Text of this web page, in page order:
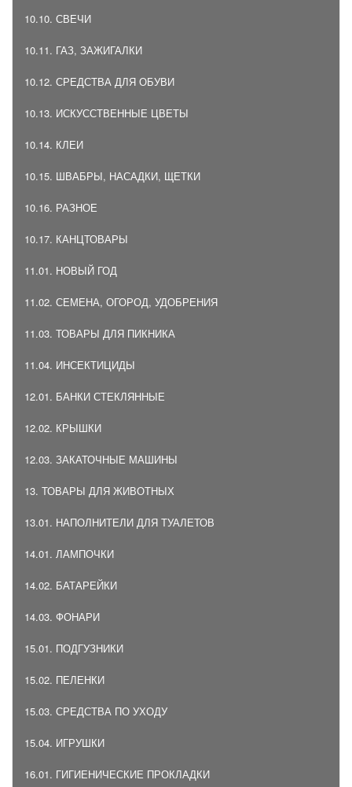
10.10. СВЕЧИ
10.11. ГАЗ, ЗАЖИГАЛКИ
10.12. СРЕДСТВА ДЛЯ ОБУВИ
10.13. ИСКУССТВЕННЫЕ ЦВЕТЫ
10.14. КЛЕИ
10.15. ШВАБРЫ, НАСАДКИ, ЩЕТКИ
10.16. РАЗНОЕ
10.17. КАНЦТОВАРЫ
11.01. НОВЫЙ ГОД
11.02. СЕМЕНА, ОГОРОД, УДОБРЕНИЯ
11.03. ТОВАРЫ ДЛЯ ПИКНИКА
11.04. ИНСЕКТИЦИДЫ
12.01. БАНКИ СТЕКЛЯННЫЕ
12.02. КРЫШКИ
12.03. ЗАКАТОЧНЫЕ МАШИНЫ
13. ТОВАРЫ ДЛЯ ЖИВОТНЫХ
13.01. НАПОЛНИТЕЛИ ДЛЯ ТУАЛЕТОВ
14.01. ЛАМПОЧКИ
14.02. БАТАРЕЙКИ
14.03. ФОНАРИ
15.01. ПОДГУЗНИКИ
15.02. ПЕЛЕНКИ
15.03. СРЕДСТВА ПО УХОДУ
15.04. ИГРУШКИ
16.01. ГИГИЕНИЧЕСКИЕ ПРОКЛАДКИ